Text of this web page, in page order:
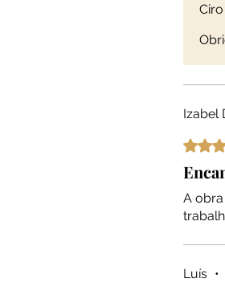
Izabel
Rated
A
Luís •